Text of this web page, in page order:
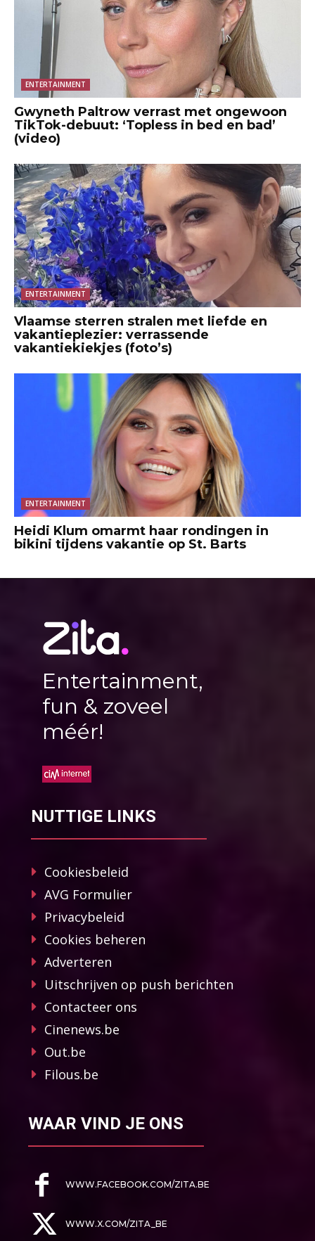
ENTERTAINMENT
Gwyneth Paltrow verrast met ongewoon
TikTok-debuut: ‘Topless in bed en bad’
(video)
ENTERTAINMENT
Vlaamse sterren stralen met liefde en
vakantieplezier: verrassende
vakantiekiekjes (foto’s)
ENTERTAINMENT
Heidi Klum omarmt haar rondingen in
bikini tijdens vakantie op St. Barts
Entertainment,
fun & zoveel
méér!
NUTTIGE LINKS
Cookiesbeleid
AVG Formulier
Privacybeleid
Cookies beheren
Adverteren
Uitschrijven op push berichten
Contacteer ons
Cinenews.be
Out.be
Filous.be
WAAR VIND JE ONS
WWW.FACEBOOK.COM/ZITA.BE
WWW.X.COM/ZITA_BE